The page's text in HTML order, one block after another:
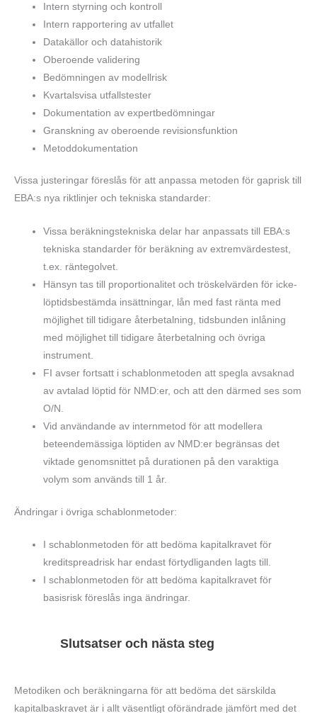
Intern styrning och kontroll
Intern rapportering av utfallet
Datakällor och datahistorik
Oberoende validering
Bedömningen av modellrisk
Kvartalsvisa utfallstester
Dokumentation av expertbedömningar
Granskning av oberoende revisionsfunktion
Metoddokumentation
Vissa justeringar föreslås för att anpassa metoden för gaprisk till
EBA:s nya riktlinjer och tekniska standarder:
Vissa beräkningstekniska delar har anpassats till EBA:s
tekniska standarder för beräkning av extremvärdestest,
t.ex. räntegolvet.
Hänsyn tas till proportionalitet och tröskelvärden för icke-
löptidsbestämda insättningar, lån med fast ränta med
möjlighet till tidigare återbetalning, tidsbunden inlåning
med möjlighet till tidigare återbetalning och övriga
instrument.
FI avser fortsatt i schablonmetoden att spegla avsaknad
av avtalad löptid för NMD:er, och att den därmed ses som
O/N.
Vid användande av internmetod för att modellera
beteendemässiga löptiden av NMD:er begränsas det
viktade genomsnittet på durationen på den varaktiga
volym som används till 1 år.
Ändringar i övriga schablonmetoder:
I schablonmetoden för att bedöma kapitalkravet för
kreditspreadrisk har endast förtydliganden lagts till.
I schablonmetoden för att bedöma kapitalkravet för
basisrisk föreslås inga ändringar.
Slutsatser och nästa steg
Metodiken och beräkningarna för att bedöma det särskilda
kapitalbaskravet är i allt väsentligt oförändrade jämfört med det